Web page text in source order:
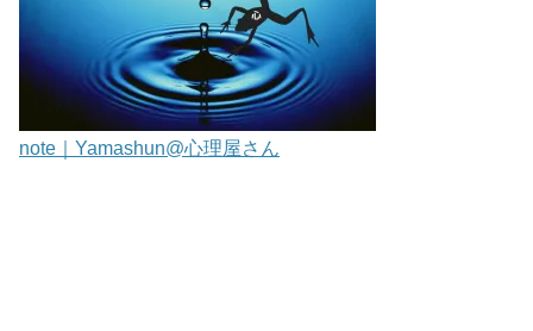
note｜Yamashun@心理屋さん